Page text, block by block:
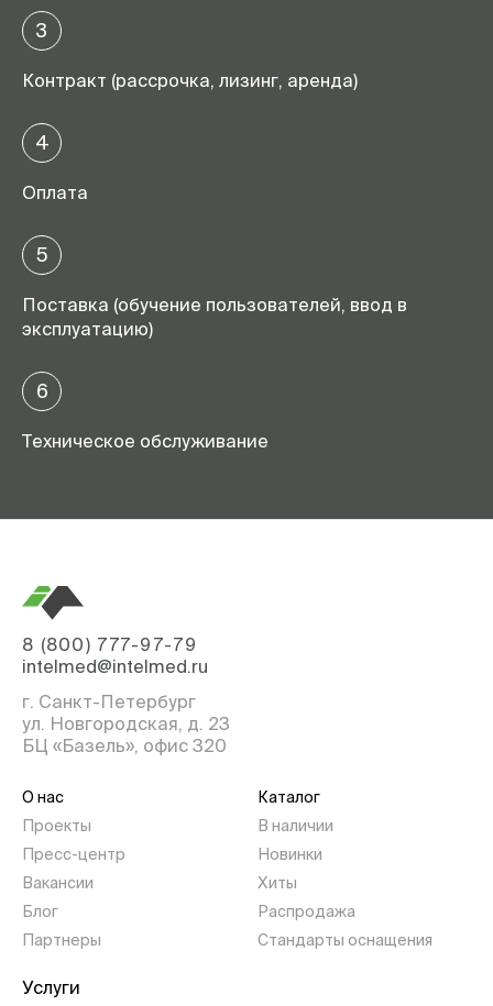
3
Контракт (рассрочка, лизинг, аренда)
4
Оплата
5
Поставка (обучение пользователей, ввод в
эксплуатацию)
6
Техническое обслуживание
8 (800) 777-97-79
intelmed@intelmed.ru
г. Санкт-Петербург
ул. Новгородская, д. 23
БЦ «Базель», офис 320
О нас
Проекты
Пресс-центр
Вакансии
Блог
Партнеры
Каталог
В наличии
Новинки
Хиты
Распродажа
Стандарты оснащения
Услуги